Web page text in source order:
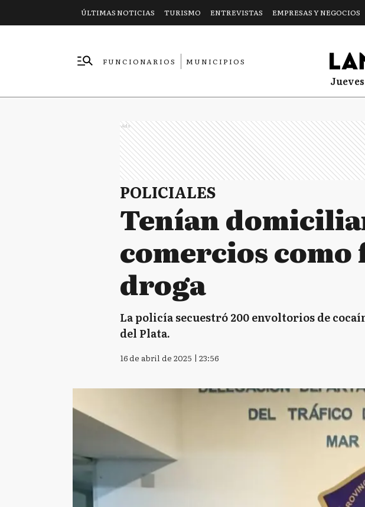
ÚLTIMAS NOTICIAS TURISMO ENTREVISTAS EMPRESAS Y NEGOCIOS
FUNCIONARIOS
MUNICIPIOS
Ads
POLICIALES
Tenían
comercios
droga
La policía secuestró 200 envoltorios de
del Plata.
16 de abril de 2025 | 23:56